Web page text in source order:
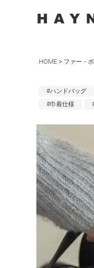
HOME ファー・
#ハンドバッグ
#巾着仕様